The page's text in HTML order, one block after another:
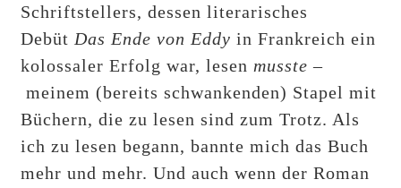
Schriftstellers, dessen literarisches
Debüt Das Ende von Eddy in Frankreich ein
kolossaler Erfolg war, lesen musste –
meinem (bereits schwankenden) Stapel mit
Büchern, die zu lesen sind zum Trotz. Als
ich zu lesen begann, bannte mich das Buch
mehr und mehr. Und auch wenn der Roman